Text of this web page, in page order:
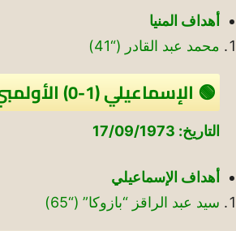
أهداف المنيا
محمد عبد القادر (“41)
🟢 الإسماعيلي (1-0) الأولمبي
التاريخ: 17/09/1973
أهداف الإسماعيلي
سيد عبد الراقز “بازوكا” (“65)